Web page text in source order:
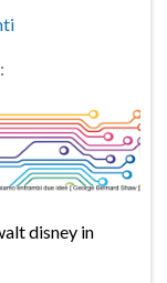
disney in